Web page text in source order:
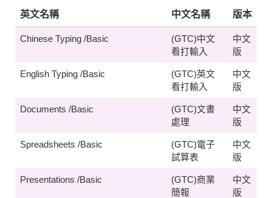
英文名稱 中文名稱 版本
Chinese Typing /Basic
(GTC)中文
看打輸入
中文
版
English Typing /Basic
(GTC)英文
看打輸入
中文
版
Documents /Basic
(GTC)文書
處理
中文
版
Spreadsheets /Basic
(GTC)電子
試算表
中文
版
Presentations /Basic
(GTC)商業
簡報
中文
版